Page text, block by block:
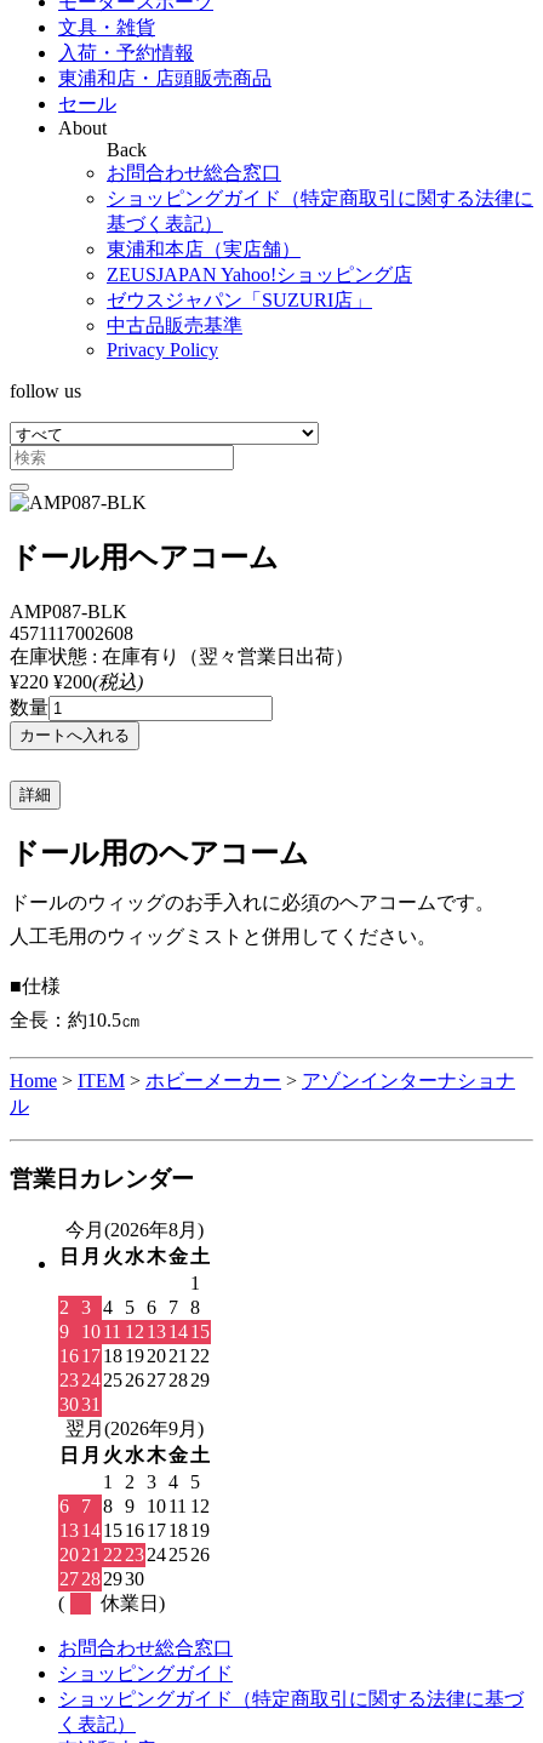
文具・雑貨
入荷・予約情報
東浦和店・店頭販売商品
セール
About
Back
お問合わせ総合窓口
ショッピングガイド（特定商取引に関する法律に
基づく表記）
東浦和本店（実店舗）
ZEUSJAPAN Yahoo!ショッピング店
ゼウスジャパン「SUZURI店」
中古品販売基準
Privacy Policy
follow us
ドール用ヘアコーム
AMP087-BLK
4571117002608
在庫状態 : 在庫有り（翌々営業日出荷）
¥220 ¥200(税込)
数量
詳細
ドール用のヘアコーム
ドールのウィッグのお手入れに必須のヘアコームです。
人工毛用のウィッグミストと併用してください。
■仕様
全長：約10.5㎝
Home > ITEM > ホビーメーカー > アゾンインターナショナ
ル
営業日カレンダー
今月(2026年8月)
日 月 火 水木金土
1
2
3 4 5 6 7 8
9
1011 12 131415
161718192021 22
23242526272829
3031
翌月(2026年9月)
日 月 火 水木金土
1
2 3 4
5
6
7 8 9 1011 12
13141516171819
2021 22 23242526
27282930
(
休業日)
お問合わせ総合窓口
ショッピングガイド
ショッピングガイド（特定商取引に関する法律に基づ
く表記）